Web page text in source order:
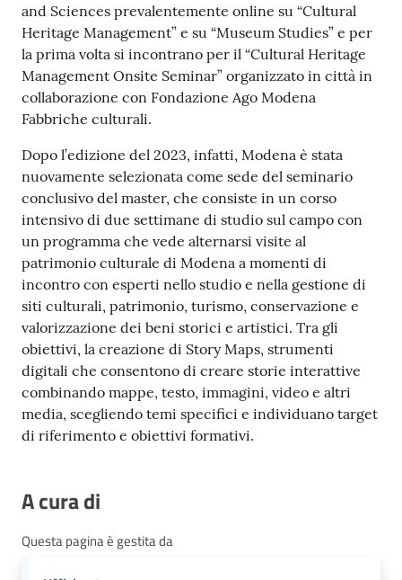
and Sciences prevalentemente online su “Cultural
Heritage Management” e su “Museum Studies” e per
la prima volta si incontrano per il “Cultural Heritage
Management Onsite Seminar” organizzato in città in
collaborazione con Fondazione Ago Modena
Fabbriche culturali.
Dopo l’edizione del 2023, infatti, Modena è stata
nuovamente selezionata come sede del seminario
conclusivo del master, che consiste in un corso
intensivo di due settimane di studio sul campo con
un programma che vede alternarsi visite al
patrimonio culturale di Modena a momenti di
incontro con esperti nello studio e nella gestione di
siti culturali, patrimonio, turismo, conservazione e
valorizzazione dei beni storici e artistici. Tra gli
obiettivi, la creazione di Story Maps, strumenti
digitali che consentono di creare storie interattive
combinando mappe, testo, immagini, video e altri
media, scegliendo temi specifici e individuano target
di riferimento e obiettivi formativi.
A cura di
Questa pagina è gestita da